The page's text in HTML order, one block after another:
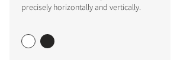
precisely horizontally and vertically.